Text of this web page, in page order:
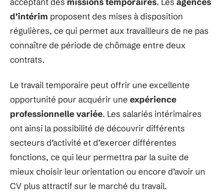
d’intérim proposent des mises à disposition
régulières, ce qui permet aux travailleurs de ne pas
connaître de période de chômage entre deux
contrats.
Le travail temporaire peut offrir une excellente
opportunité pour acquérir une expérience
professionnelle variée. Les salariés intérimaires
ont ainsi la possibilité de découvrir différents
secteurs d’activité et d’exercer différentes
fonctions, ce qui leur permettra par la suite de
mieux choisir leur orientation ou encore d’avoir un
CV plus attractif sur le marché du travail.